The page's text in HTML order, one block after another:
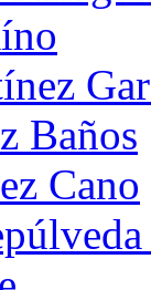
Baños
Cano